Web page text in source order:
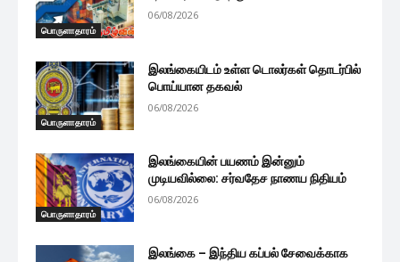
பொருளாதாரம்
06/08/2026
பொருளாதாரம்
இலங்கையிடம் உள்ள டொலர்கள் தொடர்பில்
பொய்யான தகவல்
06/08/2026
பொருளாதாரம்
இலங்கையின் பயணம் இன்னும்
முடியவில்லை: சர்வதேச நாணய நிதியம்
06/08/2026
இலங்கை – இந்திய கப்பல் சேவைக்காக